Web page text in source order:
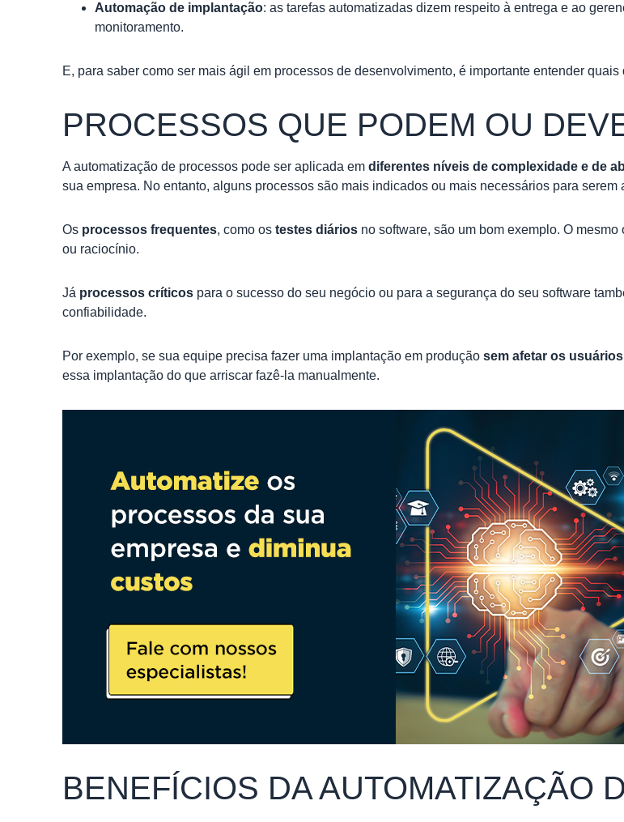
Automação de implantação: as tarefas automatizadas dizem respeito à entrega e ao
monitoramento.
E, para saber como ser mais ágil em processos de desenvolvimento, é importante entender
PROCESSOS QUE PODEM OU
A automatização de processos pode ser aplicada em diferentes níveis de complexidade e de
sua empresa. No entanto, alguns processos são mais indicados ou mais necessários para serem
Os processos frequentes, como os testes diários no software, são um bom exemplo. O
ou raciocínio.
Já processos críticos para o sucesso do seu negócio ou para a segurança do seu software
confiabilidade.
Por exemplo, se sua equipe precisa fazer uma implantação em produção sem afetar os
essa implantação do que arriscar fazê-la manualmente.
BENEFÍCIOS DA AUTOMATIZAÇÃO